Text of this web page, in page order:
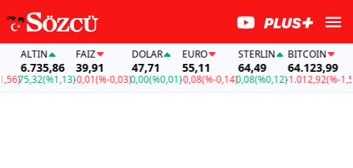
ALTIN
6.735,86
75,32(%1,13)
FAİZ
39,91
-0,01(%-0,03)
DOLAR
47,71
0,00(%0,01)
EURO
55,11
-0,08(%-0,14)
STERLIN
64,49
0,08(%0,12)
BITCOIN
64.123,99
-1.012,92(%-1,56)